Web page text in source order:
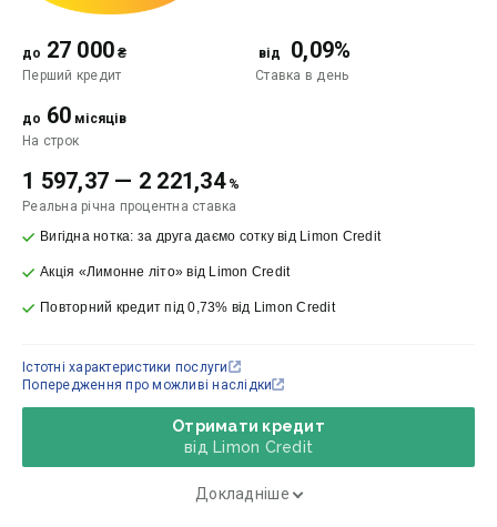
до 27 000 ₴
Перший кредит
від 0,09%
Ставка в день
до 60 місяців
На строк
1 597,37 — 2 221,34 %
Реальна річна процентна ставка
Отримати кредит
від Limon Credit
Докладніше
Вигідна нотка: за друга даємо сотку від Limon Credit
Акція «Лимонне літо» від Limon Credit
Повторний кредит під 0,73% від Limon Credit
Істотні характеристики послуги
Попередження про можливі наслідки